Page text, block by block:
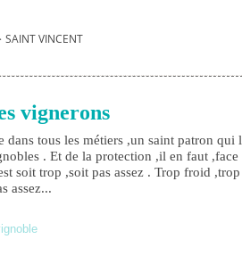
SAINT VINCENT
vignerons
dans tous les métiers ,un saint patron qui l
. Et de la protection ,il en faut ,face
soit trop ,soit pas assez . Trop froid ,trop
assez...